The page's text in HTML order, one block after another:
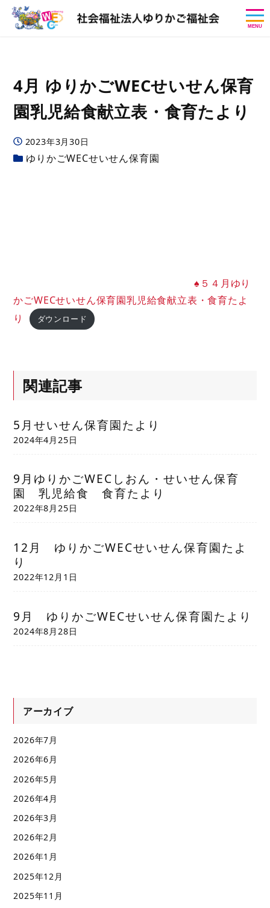
MENU
4月 ゆりかごWECせいせん保育
園乳児給食献立表・食育たより
投稿日
2023年3月30日
カテゴリー
ゆりかごWECせいせん保育園
♠５４月ゆり
かごWECせいせん保育園乳児給食献立表・食育たよ
り
ダウンロード
関連記事
5月せいせん保育園たより
2024年4月25日
9月ゆりかごWECしおん・せいせん保育
園 乳児給食 食育たより
2022年8月25日
12月 ゆりかごWECせいせん保育園たよ
り
2022年12月1日
9月 ゆりかごWECせいせん保育園たより
2024年8月28日
アーカイブ
2026年7月
2026年6月
2026年5月
2026年4月
2026年3月
2026年2月
2026年1月
2025年12月
2025年11月